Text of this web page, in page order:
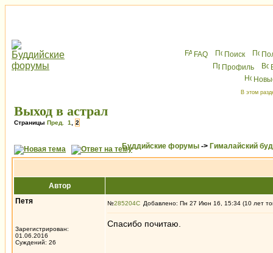
FAQ Поиск
Профиль
В этом
Выход в астрал
Страницы Пред. 1 2
Буддийские форумы -> Гималайский
Автор
Петя
Зарегистрирован:
01.06.2016
Суждений: 26
№285204 Добавлено: Пн 27 Июн 16, 15:34 (10 лет
Спасибо почитаю.